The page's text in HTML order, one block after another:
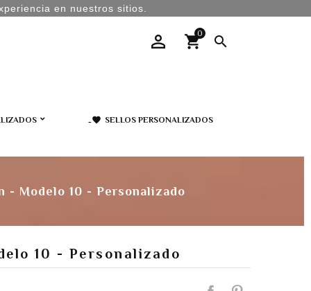

0
icon-favorite SELLOS PERSONALIZADOS
- Modelo 10 - Personalizado
10 - Personalizado
en nuestros sitios.